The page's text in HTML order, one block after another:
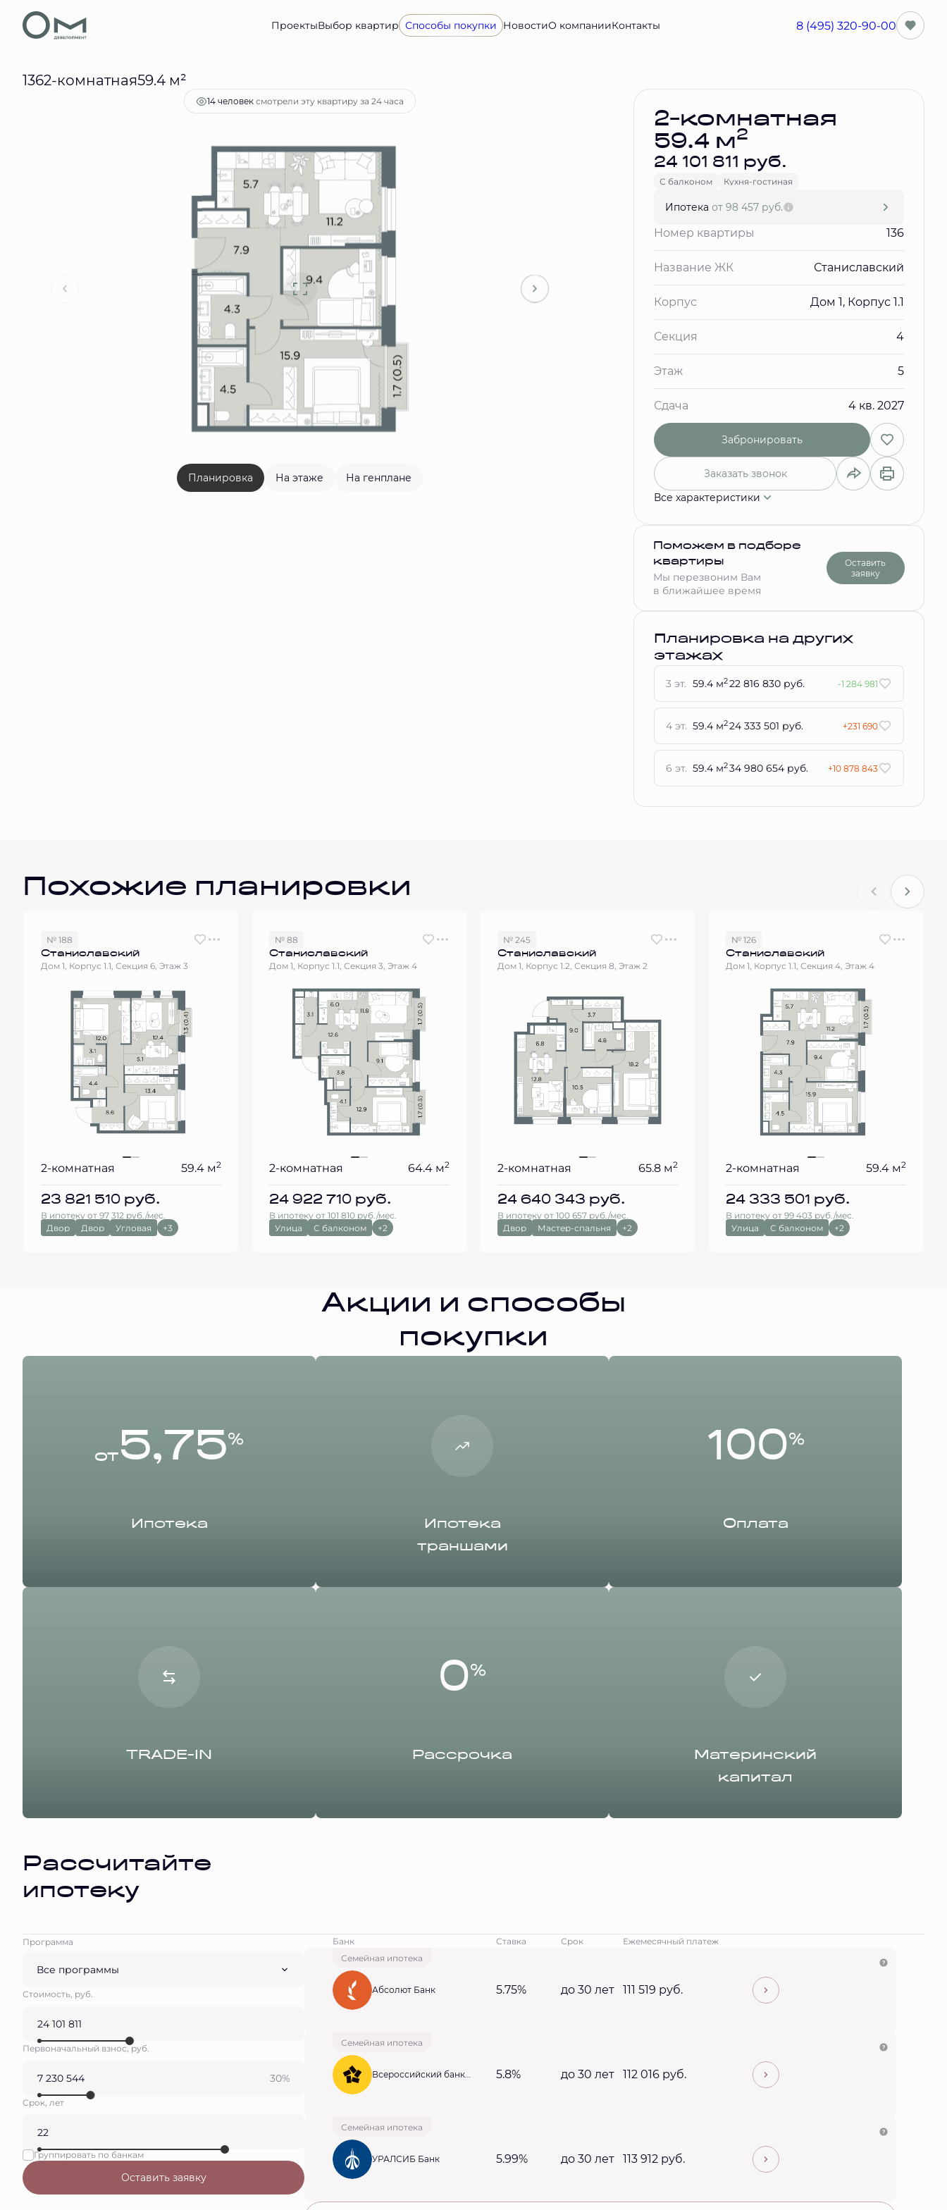
ПроектыВыбор квартир Способы покупки НовостиО компанииКонтакты 8 (495) 320-90-00
2-комнатная 24 101 811 руб.Ипотекаот 98 457 руб. Забронировать
1362-комнатная59.4 м²
14 человек смотрели эту квартиру за 24 часа
Планировка На этаже На генплане
2-комнатная
59.4 м2
24 101 811 руб.
С балконом Кухня-гостиная
Ипотека от 98 457 руб.
Номер квартиры 136
Название ЖК Станиславский
Корпус Дом 1, Корпус 1.1
Секция 4
Этаж 5
Сдача 4 кв. 2027
Забронировать
Заказать звонок
Все характеристики
Поможем в подборе
квартиры
Мы перезвоним Вам
в ближайшее время
Оставить
заявку
Планировка на других
этажах
3 эт. 59.4 м222 816 830 руб. -1 284 981
4 эт. 59.4 м224 333 501 руб. +231 690
6 эт. 59.4 м234 980 654 руб. +10 878 843
Похожие планировки
№ 188
Станиславский
Дом 1, Корпус 1.1, Секция 6, Этаж 3
2-комнатная 59.4 м2
23 821 510 руб.
В ипотеку от 97 312 руб./мес.
Двор
Двор Угловая +3
№ 88
Станиславский
Дом 1, Корпус 1.1, Секция 3, Этаж 4
2-комнатная 64.4 м2
24 922 710 руб.
В ипотеку от 101 810 руб./мес.
Улица
С балконом +2
№ 245
Станиславский
Дом 1, Корпус 1.2, Секция 8, Этаж 2
2-комнатная 65.8 м2
24 640 343 руб.
В ипотеку от 100 657 руб./мес.
Двор
Мастер-спальня +2
№ 126
Станиславский
Дом 1, Корпус 1.1, Секция 4, Этаж 4
2-комнатная 59.4 м2
24 333 501 руб.
В ипотеку от 99 403 руб./мес.
Улица
С балконом +2
Акции и способы
покупки
от5,75%
Ипотека
Ипотека
траншами
100%
Оплата
TRADE-IN
0%
Рассрочка
Материнский
капитал
Рассчитайте
ипотеку
Программа
Все программы
Стоимость, руб.
Первоначальный взнос, руб.
30%
Срок, лет
Группировать по банкам
Оставить заявку
Банк Ставка Срок
Ежемесячный платеж
Семейная ипотека
Абсолют Банк 5.75% до 30 лет 111 519 руб.
Семейная ипотека
Всероссийский банк
5.8% до 30 лет 112 016 руб.
Семейная ипотека
УРАЛСИБ Банк 5.99% до 30 лет 113 912 руб.